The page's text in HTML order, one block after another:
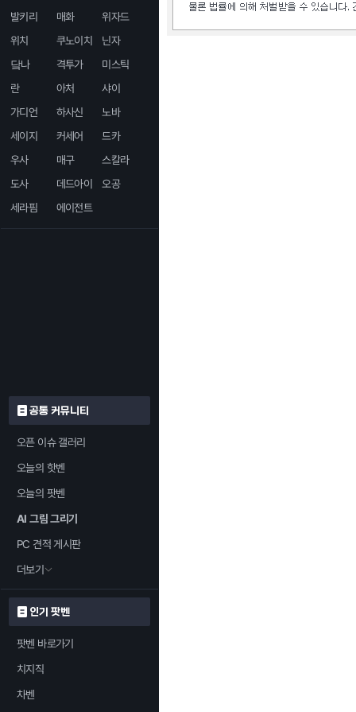
발키리
매화
위자드
위치
쿠노이치
닌자
닼나
격투가
미스틱
란
아처
샤이
가디언
하사신
노바
세이지
커세어
드카
우사
매구
스칼라
도사
데드아이
오공
세라핌
에이전트
공통 커뮤니티
오픈 이슈 갤러리
오늘의 핫벤
오늘의 팟벤
AI 그림 그리기
PC 견적 게시판
더보기
인기 팟벤
팟벤 바로가기
치지직
차벤